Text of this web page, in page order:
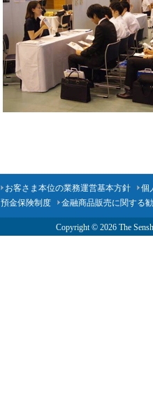
お客さま本位の業務運営基本方針
個
預金保険制度 金融商品販売に関する
Copyright © 2026 The